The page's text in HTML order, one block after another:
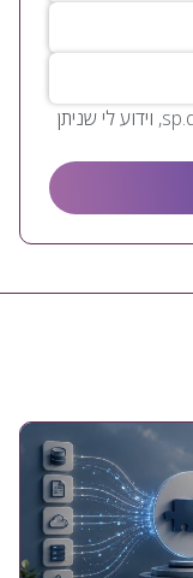
אני מסכים/ה לקבל דיוור שיווקי מ- sp.data, וידוע לי שניתן